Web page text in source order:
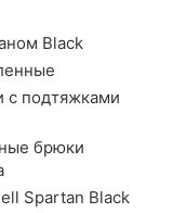
Black
подтяжками
брюки
Spartan Black